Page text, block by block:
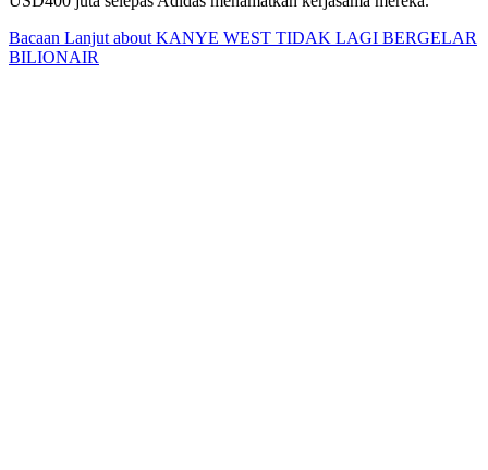
Bacaan Lanjut about KANYE WEST TIDAK LAGI BERGELAR
BILIONAIR